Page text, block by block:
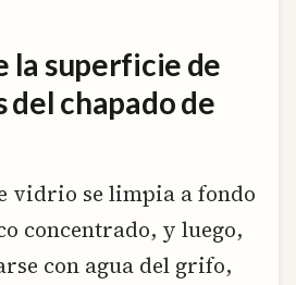
la superficie de
chapado de
vidrio se limpia a fondo
concentrado, y luego,
con agua del grifo,